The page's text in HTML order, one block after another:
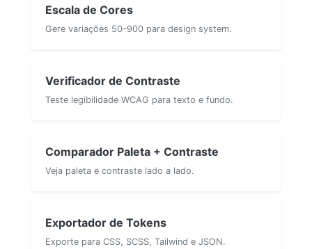
Escala de Cores
Gere variações 50–900 para design system.
Verificador de Contraste
Teste legibilidade WCAG para texto e fundo.
Comparador Paleta + Contraste
Veja paleta e contraste lado a lado.
Exportador de Tokens
Exporte para CSS, SCSS, Tailwind e JSON.